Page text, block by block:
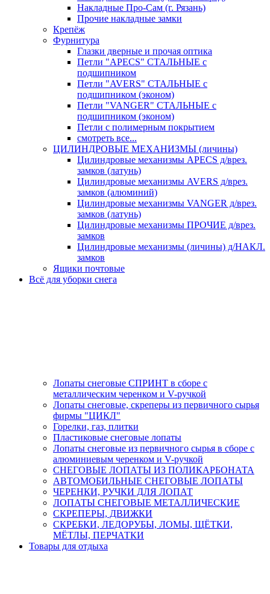
Накладные Про-Сам (г. Рязань)
Прочие накладные замки
Крепёж
Фурнитура
Глазки дверные и прочая оптика
Петли "APECS" СТАЛЬНЫЕ с
подшипником
Петли "AVERS" СТАЛЬНЫЕ с
подшипником (эконом)
Петли "VANGER" СТАЛЬНЫЕ с
подшипником (эконом)
Петли с полимерным покрытием
смотреть все...
ЦИЛИНДРОВЫЕ МЕХАНИЗМЫ (личины)
Цилиндровые механизмы APECS д/врез.
замков (латунь)
Цилиндровые механизмы AVERS д/врез.
замков (алюминий)
Цилиндровые механизмы VANGER д/врез.
замков (латунь)
Цилиндровые механизмы ПРОЧИЕ д/врез.
замков
Цилиндровые механизмы (личины) д/НАКЛ.
замков
Ящики почтовые
Всё для уборки снега
Лопаты снеговые СПРИНТ в сборе с
металлическим черенком и V-ручкой
Лопаты снеговые, скреперы из первичного сырья
фирмы "ЦИКЛ"
Горелки, газ, плитки
Пластиковые снеговые лопаты
Лопаты снеговые из первичного сырья в сборе с
алюминиевым черенком и V-ручкой
СНЕГОВЫЕ ЛОПАТЫ ИЗ ПОЛИКАРБОНАТА
АВТОМОБИЛЬНЫЕ СНЕГОВЫЕ ЛОПАТЫ
ЧЕРЕНКИ, РУЧКИ ДЛЯ ЛОПАТ
ЛОПАТЫ СНЕГОВЫЕ МЕТАЛЛИЧЕСКИЕ
СКРЕПЕРЫ, ДВИЖКИ
СКРЕБКИ, ЛЕДОРУБЫ, ЛОМЫ, ЩЁТКИ,
МЁТЛЫ, ПЕРЧАТКИ
Товары для отдыха